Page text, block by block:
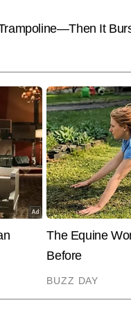
रहेको…pic.twitter.com/
स्तर पर संबंधों को और
Deal: क्या ईरान के
दुनिया का सबसे बड़ा 'ऑयल
में सीनियर कॉपी एडिटर के रूप
करने के बाद से ही वे न्यूजरूम के
साथ काम कर रहे हैं। राष्ट्रीय,